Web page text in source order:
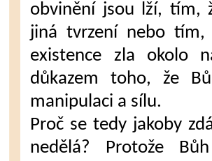
obvinění jsou lží, tím,
jiná tvrzení nebo tím,
existence zla okolo
důkazem toho, že
manipulaci a sílu.
Proč se tedy jakoby
nedělá? Protože